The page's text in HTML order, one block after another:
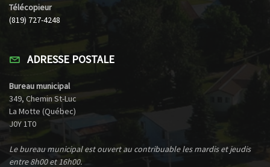
Télécopieur
(819) 727-4248
ADRESSE POSTALE
Bureau municipal
349, Chemin St-Luc
La Motte (Québec)
J0Y 1T0
Le bureau municipal est ouvert au contribuable les mardis et jeudis
entre 8h00 et 16h00.